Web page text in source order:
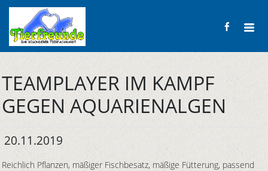
TEAMPLAYER IM KAMPF
GEGEN AQUARIENALGEN
20.11.2019
Reichlich Pflanzen, mäßiger Fischbesatz, mäßige Fütterung, passend